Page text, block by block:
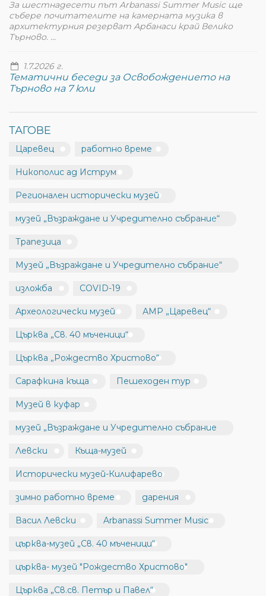
За шестнадесети път Arbanassi Summer Music ще
събере почитателите на камерната музика в
архитектурния резерват Арбанаси край Велико
Търново. ...
1.7.2026 г.
Тематични беседи за Освобождението на
Търново на 7 юли
ТАГОВЕ
Царевец работно време
Никополис ад Иструм
Регионален исторически музей
музей „Възраждане и Учредително събрание“
Трапезица
Музей „Възраждане и Учредително събрание“
изложба COVID-19
Археологически музей АМР „Царевец“
Църква „Св. 40 мъченици“
Църква „Рождество Христово“
Сарафкина къща Пешеходен тур
Музей в куфар
музей „Възраждане и Учредително събрание
Левски Къща-музей
Исторически музей-Килифарево
зимно работно време дарения
Васил Левски Arbanassi Summer Music
църква-музей „Св. 40 мъченици“
църква- музей "Рождество Христово"
Църква „Св.св. Петър и Павел“